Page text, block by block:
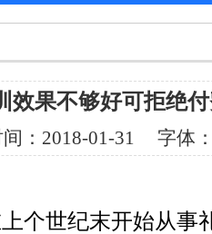
效果不够好可拒绝
： 2018-01-31 字体
个世纪末开始从事